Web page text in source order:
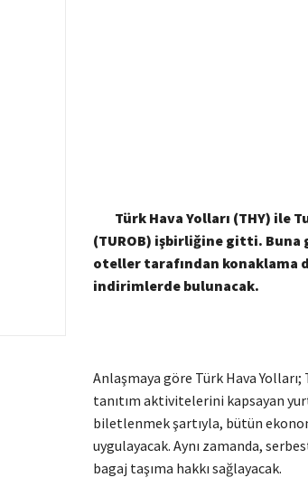
Türk Hava Yolları (THY) ile
(TUROB) işbirliğine gitti. Buna
oteller tarafından konaklama
indirimlerde bulunacak.
Anlaşmaya göre Türk Hava
tanıtım aktivitelerini kapsayan
biletlenmek şartıyla, bütün
uygulayacak. Aynı zamanda,
bagaj taşıma hakkı sağlayacak.